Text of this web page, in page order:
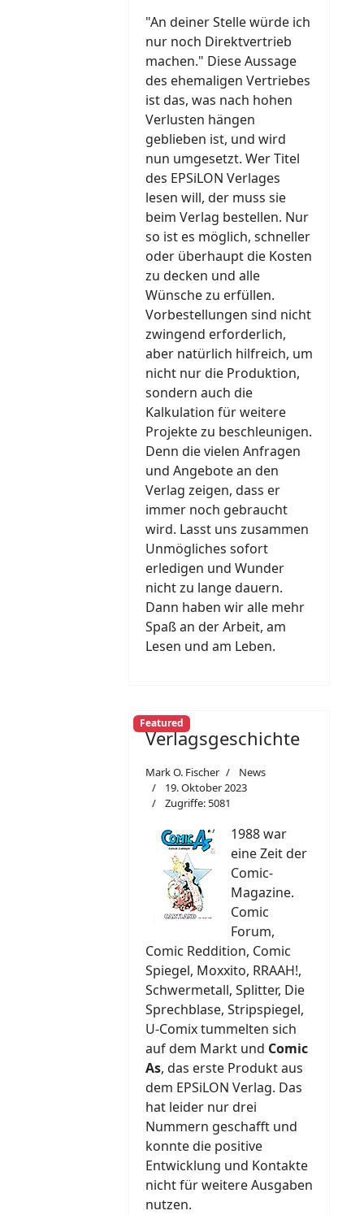
"An deiner Stelle würde ich
nur noch Direktvertrieb
machen." Diese Aussage
des ehemaligen Vertriebes
ist das, was nach hohen
Verlusten hängen
geblieben ist, und wird
nun umgesetzt. Wer Titel
des EPSiLON Verlages
lesen will, der muss sie
beim Verlag bestellen. Nur
so ist es möglich, schneller
oder überhaupt die Kosten
zu decken und alle
Wünsche zu erfüllen.
Vorbestellungen sind nicht
zwingend erforderlich,
aber natürlich hilfreich, um
nicht nur die Produktion,
sondern auch die
Kalkulation für weitere
Projekte zu beschleunigen.
Denn die vielen Anfragen
und Angebote an den
Verlag zeigen, dass er
immer noch gebraucht
wird. Lasst uns zusammen
Unmögliches sofort
erledigen und Wunder
nicht zu lange dauern.
Dann haben wir alle mehr
Spaß an der Arbeit, am
Lesen und am Leben.
Featured
Verlagsgeschichte
Mark O. Fischer
News
19. Oktober 2023
Zugriffe: 5081
1988 war
eine Zeit der
Comic-
Magazine.
Comic
Forum,
Comic Reddition, Comic
Spiegel, Moxxito, RRAAH!,
Schwermetall, Splitter, Die
Sprechblase, Stripspiegel,
U-Comix tummelten sich
auf dem Markt und Comic
As, das erste Produkt aus
dem EPSiLON Verlag. Das
hat leider nur drei
Nummern geschafft und
konnte die positive
Entwicklung und Kontakte
nicht für weitere Ausgaben
nutzen.